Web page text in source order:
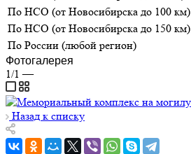
По НСО (от Новосибирска до 100 км)
По НСО (от Новосибирска до 150 км)
По России (любой регион)
Фотогалерея
1/1 —
Назад к списку